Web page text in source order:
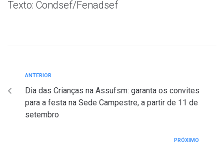
Texto: Condsef/Fenadsef
ANTERIOR
Dia das Crianças na Assufsm: garanta os convites
para a festa na Sede Campestre, a partir de 11 de
setembro
PRÓXIMO